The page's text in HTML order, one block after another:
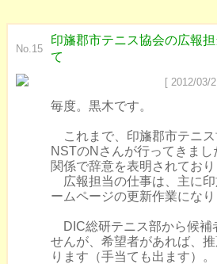
No.15
印旛郡市テニス協会の広報
て
[ 2012/03/
毎度。黒木です。
これまで、印旛郡市テニ
NSTのNさんが行ってきま
関係で辞意を表明されており
広報担当の仕事は、主に
ームページの更新作業になり
DIC総研テニス部から候補
せんが、希望者があれば、
ります（手当ても出ます）。